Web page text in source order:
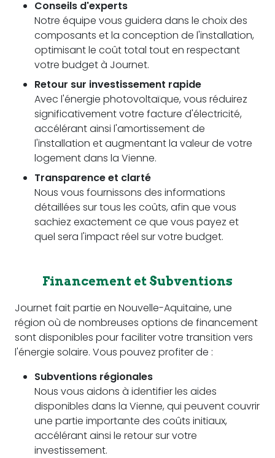
Conseils d'experts
Notre équipe vous guidera dans le choix des
composants et la conception de l'installation,
optimisant le coût total tout en respectant
votre budget à Journet.
Retour sur investissement rapide
Avec l'énergie photovoltaïque, vous réduirez
significativement votre facture d'électricité,
accélérant ainsi l'amortissement de
l'installation et augmentant la valeur de votre
logement dans la Vienne.
Transparence et clarté
Nous vous fournissons des informations
détaillées sur tous les coûts, afin que vous
sachiez exactement ce que vous payez et
quel sera l'impact réel sur votre budget.
Financement et Subventions
Journet fait partie en Nouvelle-Aquitaine, une
région où de nombreuses options de financement
sont disponibles pour faciliter votre transition vers
l'énergie solaire. Vous pouvez profiter de :
Subventions régionales
Nous vous aidons à identifier les aides
disponibles dans la Vienne, qui peuvent couvrir
une partie importante des coûts initiaux,
accélérant ainsi le retour sur votre
investissement.